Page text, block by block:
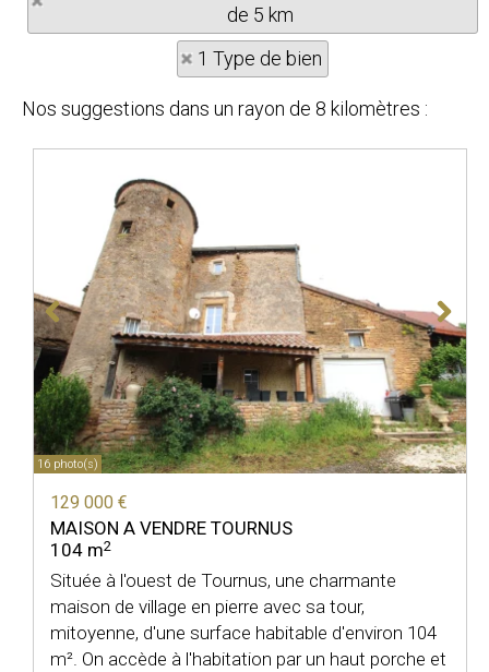
de 5 km
1 Type de bien
Nos suggestions dans un rayon de 8 kilomètres :
16 photo(s)
129 000 €
MAISON A VENDRE TOURNUS
104 m2
Située à l'ouest de Tournus, une charmante
maison de village en pierre avec sa tour,
mitoyenne, d'une surface habitable d'environ 104
m². On accède à l'habitation par un haut porche et